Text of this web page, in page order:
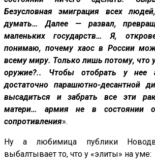
Безусловная эмиграция всех
думать… Далее — развал,
маленьких государств… Я,
понимаю, почему хаос в России
всему миру. Только лишь потому, что
оружие?.. Чтобы отобрать у нее
достаточно парашютно-десантной
высадиться и забрать все эти
матери… армия не в состоянии
сопротивления».
Ну а любимица публики
выбалтывает то, что у «элиты» на уме: